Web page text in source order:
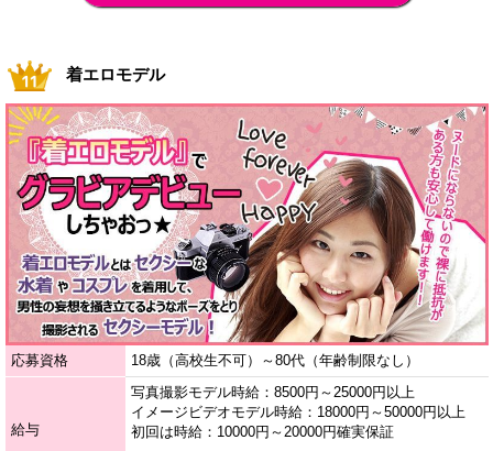
着エロモデル
応募資格 18歳（高校生不可）～80代（年齢制限なし）
給与
写真撮影モデル時給：8500円～25000円以上
イメージビデオモデル時給：18000円～50000円以上
初回は時給：10000円～20000円確実保証